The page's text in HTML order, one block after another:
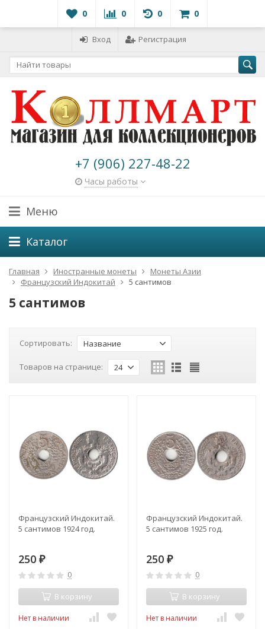
0 0 0 0
Вход Регистрация
+7 (906) 227-48-22
Часы работы
Меню
Каталог
Главная Иностранные монеты
Монеты Азии
Французский Индокитай
5 сантимов
5 сантимов
Сортировать: Название
Товаров на странице: 24
Французский Индокитай.
5 сантимов 1924 год.
250 ₽
0
В корзину
Нет в наличии
Французский Индокитай.
5 сантимов 1925 год.
250 ₽
0
В корзину
Нет в наличии